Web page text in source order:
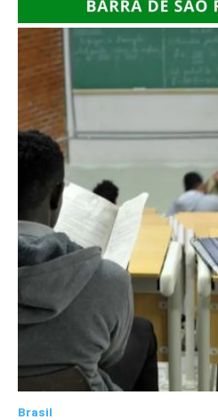
Brasil